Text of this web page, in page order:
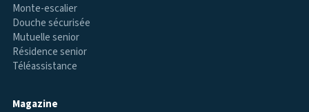
Monte-escalier
Douche sécurisée
Mutuelle senior
Résidence senior
Téléassistance
Magazine